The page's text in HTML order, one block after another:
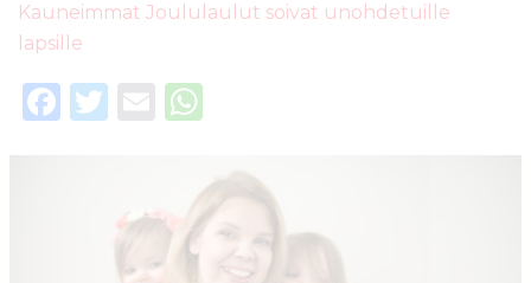
Kauneimmat Joululaulut soivat unohdetuille
lapsille
F
T
te
E
l
a
ts